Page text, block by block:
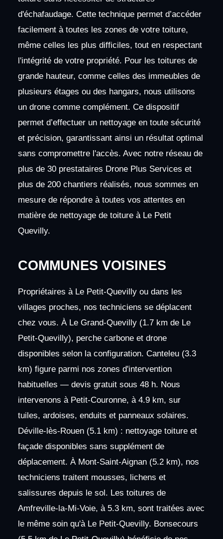
d'échafaudage. Cette technique permet d’accéder
facilement à toutes les zones de votre toiture,
même celles les plus difficiles, tout en respectant
l'intégrité de votre propriété. Pour les toitures de
grande hauteur, comme celles des immeubles de
plusieurs étages ou des hangars, nous utilisons
un drone comme complément. Ce dispositif
permet d’effectuer un nettoyage en toute sécurité
et précision, garantissant ainsi un résultat optimal
sans compromettre l'accès. Avec notre réseau de
plus de 30 prestataires Drone Plus Services et
plus de 200 chantiers réalisés, nous sommes en
mesure de répondre à toutes vos attentes en
matière de nettoyage de toiture à Le Petit
Quevilly.
COMMUNES VOISINES
Propriétaires à Le Petit-Quevilly ou dans les
villages proches, nos techniciens se déplacent
chez vous. À Le Grand-Quevilly (1.7 km de Le
Petit-Quevilly), perche carbone et drone
disponibles selon la configuration. Canteleu (3.3
km) figure parmi nos zones d'intervention
habituelles — devis gratuit sous 48 h. Nous
intervenons à Petit-Couronne, à 4.9 km, sur
tuiles, ardoises, enduits et panneaux solaires.
Déville-lès-Rouen (5.1 km) : nettoyage toiture et
façade disponibles sans supplément de
déplacement. À Mont-Saint-Aignan (5.2 km), nos
techniciens traitent mousses, lichens et
salissures depuis le sol. Les toitures de
Amfreville-la-Mi-Voie, à 5.3 km, sont traitées avec
le même soin qu'à Le Petit-Quevilly. Bonsecours